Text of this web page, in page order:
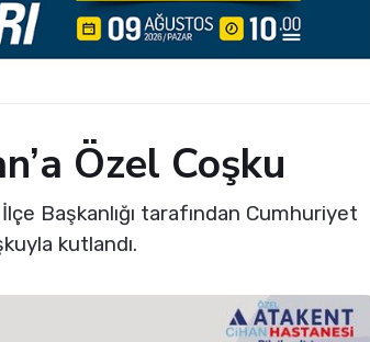
Özel Coşku
Başkanlığı tarafından Cumhuriyet
kutlandı.